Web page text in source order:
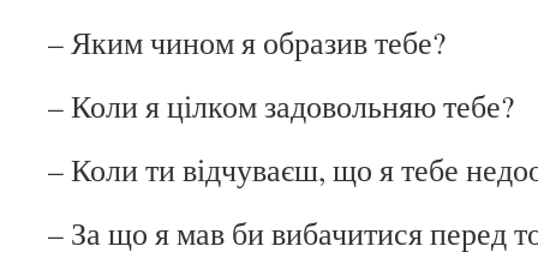
– Яким чином я образив тебе?
– Коли я цілком задовольняю тебе?
– Коли ти відчуваєш, що я тебе
– За що я мав би вибачитися перед